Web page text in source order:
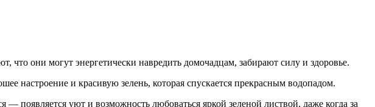
что они могут энергетически навредить домочадцам, забирают силу и здоровье.
настроение и красивую зелень, которая спускается прекрасным водопадом.
появляется уют и возможность любоваться яркой зеленой листвой, даже когда за